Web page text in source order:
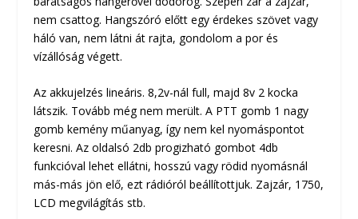
nem csattog. Hangszóró előtt egy érdekes szövet vagy
háló van, nem látni át rajta, gondolom a por és
vízállóság végett.
Az akkujelzés lineáris. 8,2v-nál full, majd 8v 2 kocka
látszik. Tovább még nem merült. A PTT gomb 1 nagy
gomb kemény műanyag, így nem kel nyomáspontot
keresni. Az oldalsó 2db progizható gombot 4db
funkcióval lehet ellátni, hosszú vagy rödid nyomásnál
más-más jön elő, ezt rádióról beállítottjuk. Zajzár, 1750,
LCD megvilágítás stb.